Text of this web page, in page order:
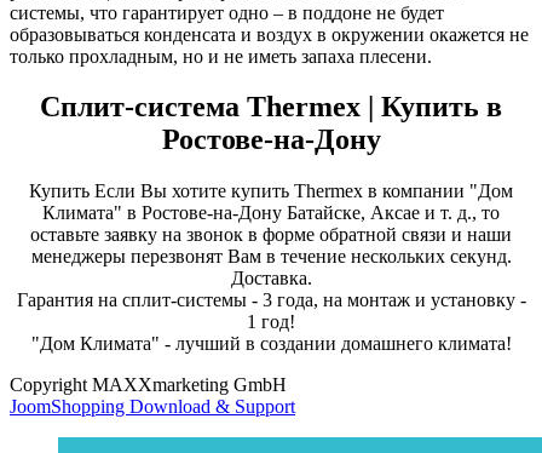
системы, что гарантирует одно – в поддоне не будет
образовываться конденсата и воздух в окружении окажется не
только прохладным, но и не иметь запаха плесени.
Сплит-система Thermex | Купить в
Ростове-на-Дону
Купить Если Вы хотите купить Thermex в компании "Дом
Климата" в Ростове-на-Дону Батайске, Аксае и т. д., то
оставьте заявку на звонок в форме обратной связи и наши
менеджеры перезвонят Вам в течение нескольких секунд.
Доставка.
Гарантия на сплит-системы - 3 года, на монтаж и установку -
1 год!
"Дом Климата" - лучший в создании домашнего климата!
Copyright MAXXmarketing GmbH
JoomShopping Download & Support